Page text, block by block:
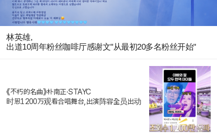
林英雄,
出道10周年粉丝咖啡厅感谢文"从最初20多名粉丝开始"
《不朽的名曲》朴南正·STAYC
时恩1200万观看合唱舞台,出演阵容全员出动